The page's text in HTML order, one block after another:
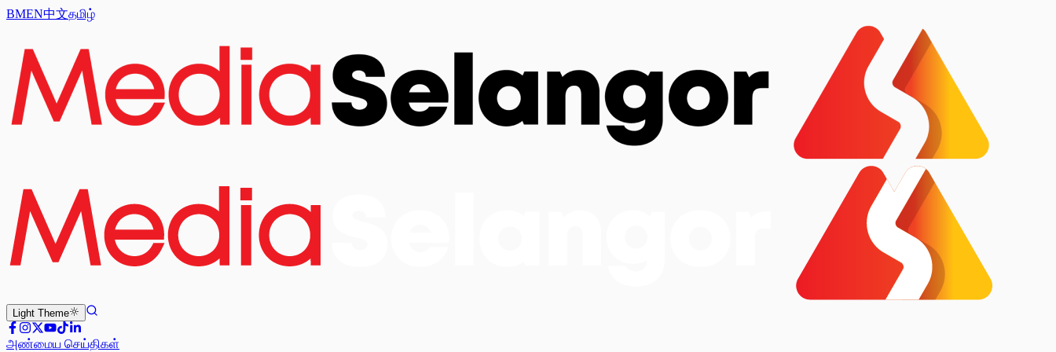
BMEN中文தமிழ்
Light Theme
அண்மைய செய்திகள்